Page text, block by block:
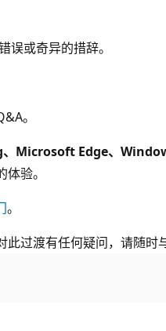
误或奇异的措辞。
。
Microsoft Edge、
验。
。
过渡有任何疑问，请随时